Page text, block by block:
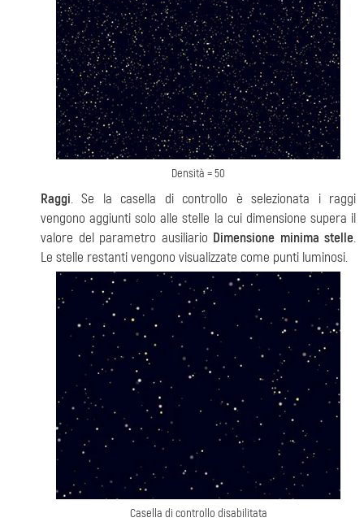
Densità = 50
Raggi. Se la casella di controllo è selezionata i raggi
vengono aggiunti solo alle stelle la cui dimensione supera il
valore del parametro ausiliario Dimensione minima stelle.
Le stelle restanti vengono visualizzate come punti luminosi.
Casella di controllo disabilitata